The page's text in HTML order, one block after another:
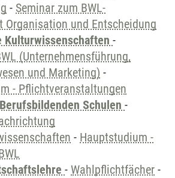
- Seminar zum BWL-
Organisation und Entscheidung
Kulturwissenschaften -
(Unternehmensführung,
und Marketing) -
- Pflichtveranstaltungen
Schulen -
- Hauptstudium -
- Wahlpflichtfächer -